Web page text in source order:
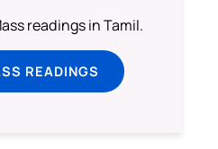
readings in Tamil.
READINGS